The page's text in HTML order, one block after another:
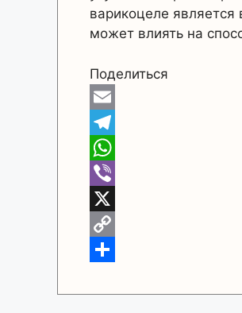
варикоцеле
может влиять на
Поделиться
E
m
a
T
e
e
g
a
W
h
a
A
V
b
r
X
C
p
т